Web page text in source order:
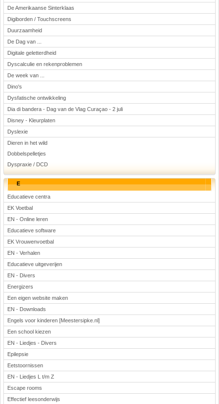
De Amerikaanse Sinterklaas
Digiborden / Touchscreens
Duurzaamheid
De Dag van ...
Digitale geletterdheid
Dyscalculie en rekenproblemen
De week van ...
Dino's
Dysfatische ontwikkeling
Dia di bandera - Dag van de Vlag Curaçao - 2 juli
Disney - Kleurplaten
Dyslexie
Dieren in het wild
Dobbelspelletjes
Dyspraxie / DCD
E
Educatieve centra
EK Voetbal
EN - Online leren
Educatieve software
EK Vrouwenvoetbal
EN - Verhalen
Educatieve uitgeverijen
EN - Divers
Energizers
Een eigen website maken
EN - Downloads
Engels voor kinderen [Meestersipke.nl]
Een school kiezen
EN - Liedjes - Divers
Epilepsie
Eetstoornissen
EN - Liedjes L t/m Z
Escape rooms
Effectief leesonderwijs